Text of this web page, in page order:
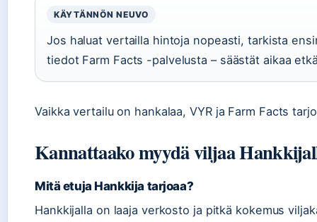
KÄYTÄNNÖN NEUVO
Jos haluat vertailla hintoja nopeasti, tarkista
tiedot Farm Facts -palvelusta – säästät aikaa
Vaikka vertailu on hankalaa, VYR ja Farm Facts
Kannattaako myydä viljaa
Mitä etuja Hankkija tarjoaa?
Hankkijalla on laaja verkosto ja pitkä kokemus